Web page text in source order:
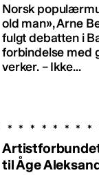
Norsk
old man», Arne
fulgt debatten i
forbindelse med
verker. – Ikke...
til Åge